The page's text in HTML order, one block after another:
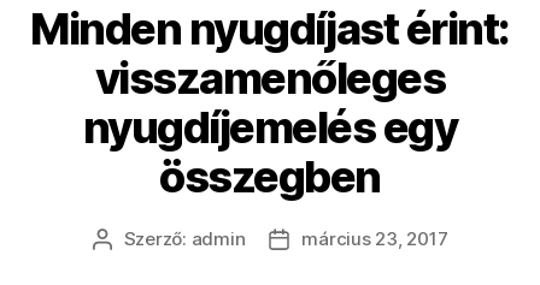
Minden nyugdíjast érint:
visszamenőleges
nyugdíjemelés egy
összegben
Bejegyzés
Szerző: admin
Bejegyzés
március 23, 2017